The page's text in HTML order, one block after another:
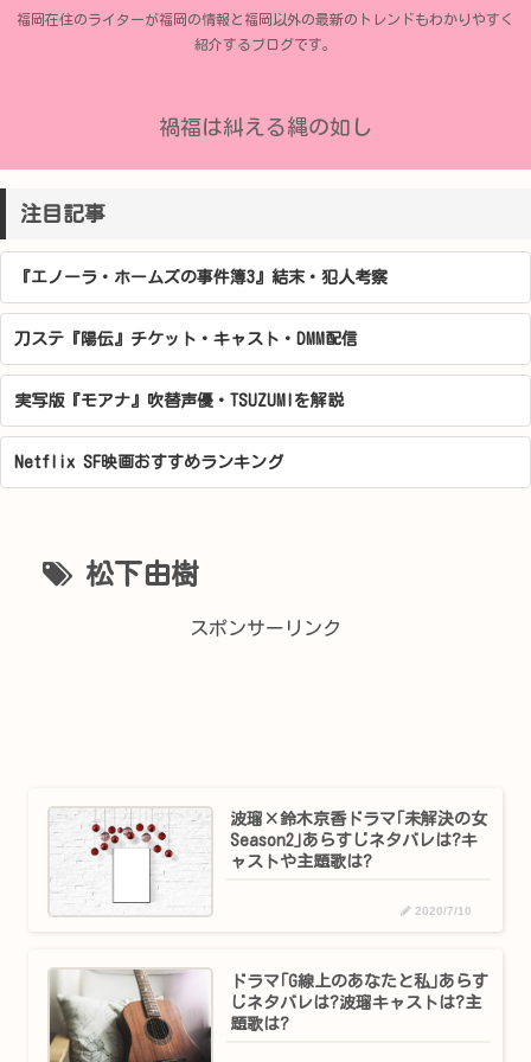
福岡在住のライターが福岡の情報と福岡以外の最新のトレンドもわかりやすく
紹介するブログです。
禍福は糾える縄の如し
注目記事
『エノーラ・ホームズの事件簿3』結末・犯人考察
刀ステ『陽伝』チケット・キャスト・DMM配信
実写版『モアナ』吹替声優・TSUZUMIを解説
Netflix SF映画おすすめランキング
松下由樹
スポンサーリンク
波瑠×鈴木京香ドラマ｢未解決の女
Season2｣あらすじネタバレは?キ
ャストや主題歌は?
2020/7/10
ドラマ｢G線上のあなたと私｣あらす
じネタバレは?波瑠キャストは?主
題歌は?